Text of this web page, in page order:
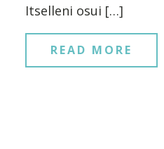
Itselleni osui […]
READ MORE